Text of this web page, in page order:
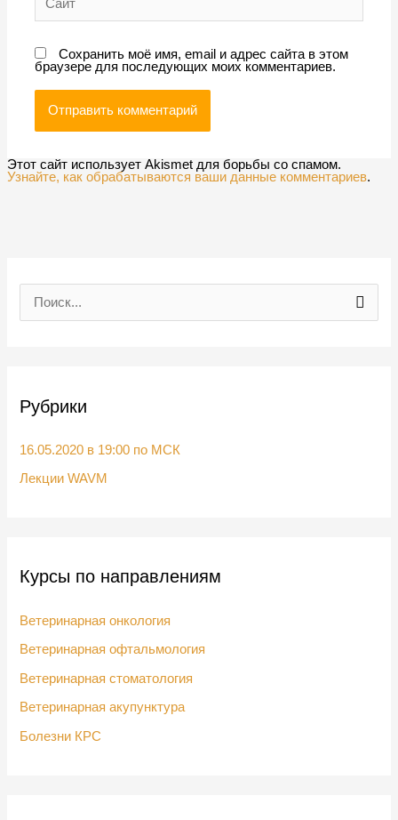
Сохранить моё имя, email и адрес сайта в этом
браузере для последующих моих комментариев.
Этот сайт использует Akismet для борьбы со спамом.
Узнайте, как обрабатываются ваши данные комментариев.
к
Рубрики
16.05.2020 в 19:00 по МСК
Лекции WAVM
Курсы по направлениям
Ветеринарная онкология
Ветеринарная офтальмология
Ветеринарная стоматология
Ветеринарная акупунктура
Болезни КРС